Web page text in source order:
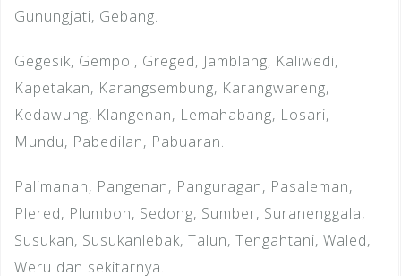
Gunungjati, Gebang.
Gegesik, Gempol, Greged, Jamblang, Kaliwedi,
Kapetakan, Karangsembung, Karangwareng,
Kedawung, Klangenan, Lemahabang, Losari,
Mundu, Pabedilan, Pabuaran.
Palimanan, Pangenan, Panguragan, Pasaleman,
Plered, Plumbon, Sedong, Sumber, Suranenggala,
Susukan, Susukanlebak, Talun, Tengahtani, Waled,
Weru dan sekitarnya.